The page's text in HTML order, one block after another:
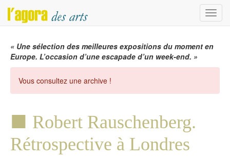
Menu
« Une sélection des meilleures expositions du moment en
Europe. L’occasion d’une escapade d’un week-end. »
Vous consultez une archive !
Robert Rauschenberg.
Rétrospective à Londres